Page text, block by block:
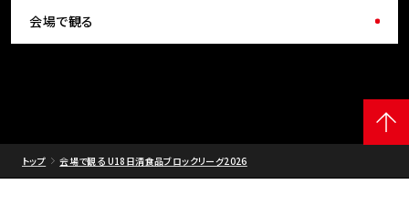
会場で観る
トップ 会場で観る U18日清食品ブロックリーグ2026